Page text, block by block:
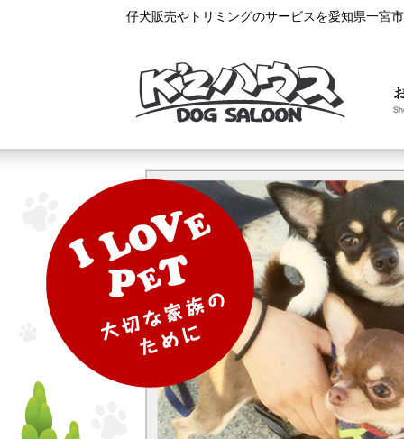
仔犬販売やトリミングのサービスを愛知県一宮